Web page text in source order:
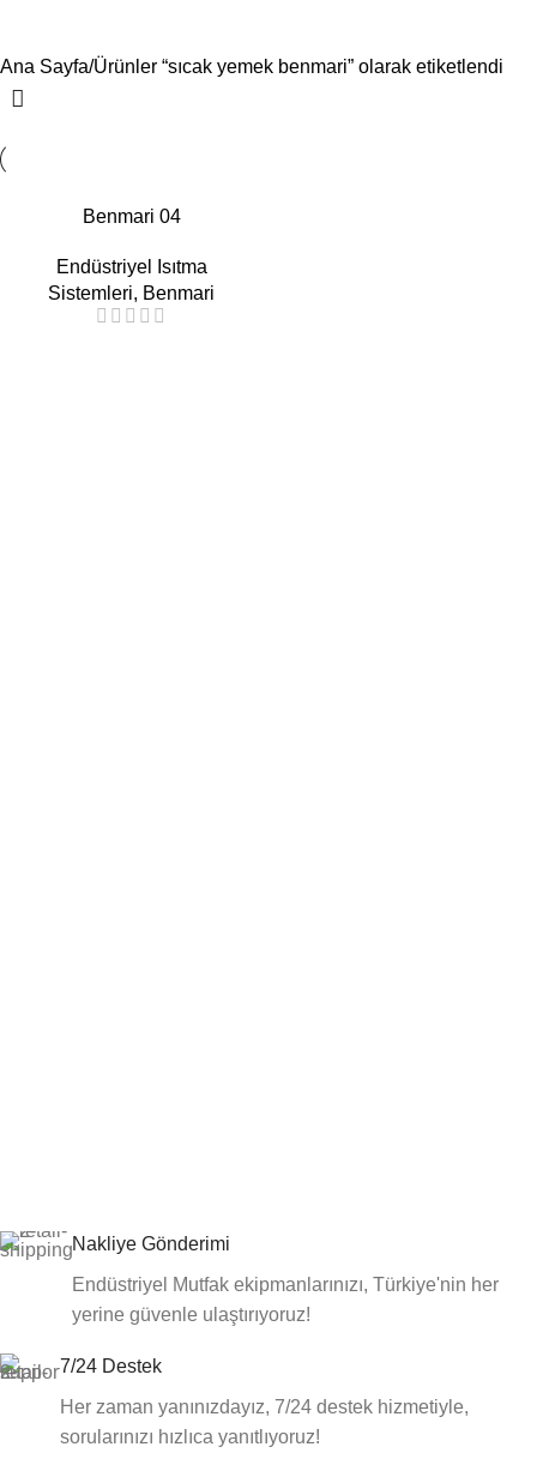
Ana Sayfa Ürünler “sıcak yemek benmari” olarak etiketlendi
Benmari 04
Endüstriyel Isıtma
Sistemleri, Benmari
Nakliye Gönderimi
Endüstriyel Mutfak ekipmanlarınızı, Türkiye'nin her
yerine güvenle ulaştırıyoruz!
7/24 Destek
Her zaman yanınızdayız, 7/24 destek hizmetiyle,
sorularınızı hızlıca yanıtlıyoruz!